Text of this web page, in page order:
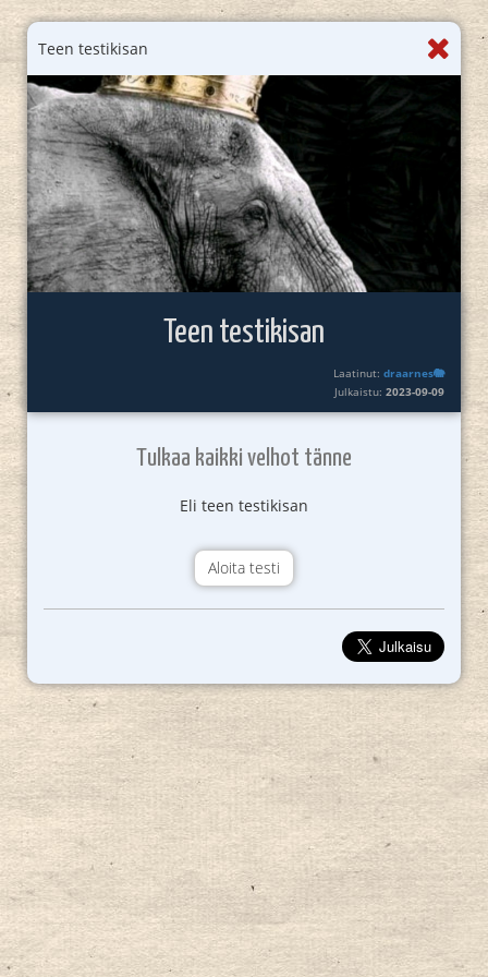
Teen testikisan
Teen testikisan
Laatinut:draarnes🐘
Julkaistu:2023-09-09
Tulkaa kaikki velhot tänne
Eli teen testikisan
Aloita testi